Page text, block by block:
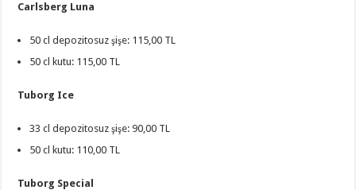
Carlsberg Luna
50 cl depozitosuz şişe: 115,00 TL
50 cl kutu: 115,00 TL
Tuborg Ice
33 cl depozitosuz şişe: 90,00 TL
50 cl kutu: 110,00 TL
Tuborg Special